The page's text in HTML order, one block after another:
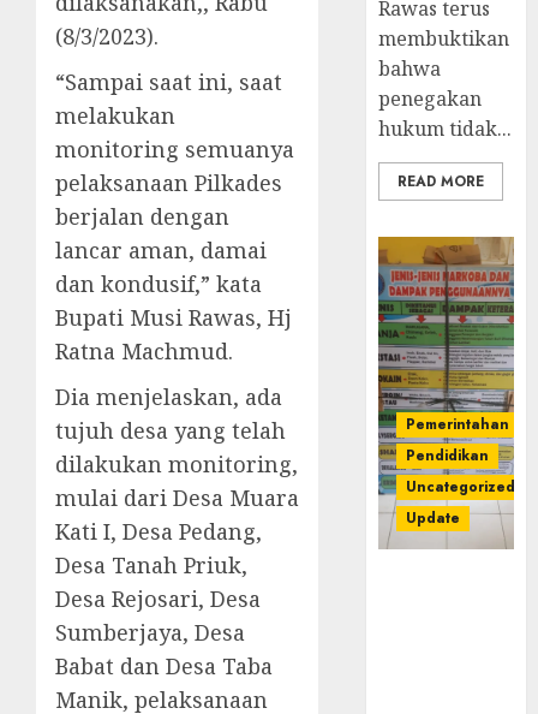
(8/3/2023).
“Sampai saat ini, saat
melakukan
monitoring semuanya
pelaksanaan Pilkades
berjalan dengan
lancar aman, damai
dan kondusif,” kata
Bupati Musi Rawas, Hj
Ratna Machmud.
Dia menjelaskan, ada
tujuh desa yang telah
dilakukan monitoring,
mulai dari Desa Muara
Kati I, Desa Pedang,
Desa Tanah Priuk,
Desa Rejosari, Desa
Sumberjaya, Desa
Babat dan Desa Taba
Manik, pelaksanaan
Rawas terus
membuktikan
bahwa
penegakan
hukum tidak...
READ MORE
Pemerintahan
Pendidikan
Uncategorized
Update